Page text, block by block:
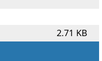
2.71 KB